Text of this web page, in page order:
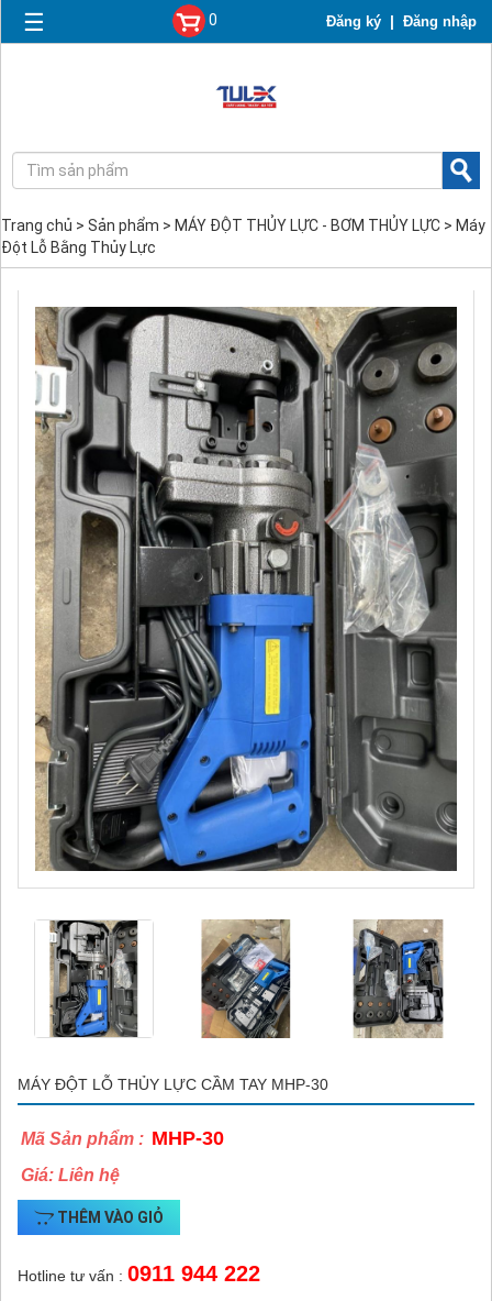
☰ Đăng ký| Đăng nhập
0
Trang chủ > Sản phẩm > MÁY ĐỘT THỦY LỰC - BƠM THỦY LỰC > Máy
Đột Lỗ Bằng Thủy Lực
MÁY ĐỘT LỖ THỦY LỰC CẦM TAY MHP-30
Mã Sản phẩm : MHP-30
Giá: Liên hệ
THÊM VÀO GIỎ
Hotline tư vấn : 0911 944 222